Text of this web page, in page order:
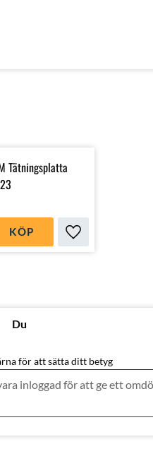
Tätningsplatta
Lägg till i favoriter
KÖP
Du
för att sätta ditt betyg